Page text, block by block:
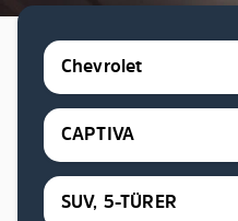
Chevrolet
CAPTIVA
SUV, 5-TÜRER